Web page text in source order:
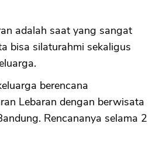
adalah saat yang sangat
bisa silaturahmi sekaligus
berencana
Lebaran dengan berwisata
Rencananya selama 2